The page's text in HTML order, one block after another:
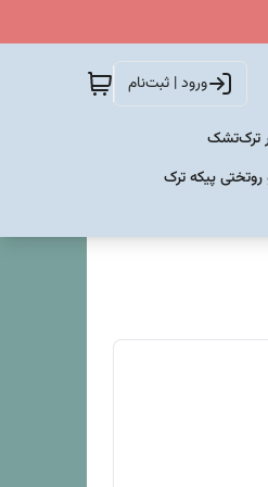
ورود | ثبت‌نام
ترکتشک
پیکه ترک